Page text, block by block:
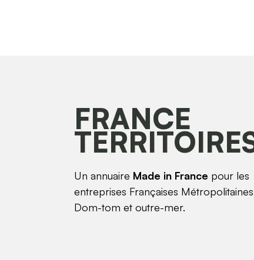
FRANCE
Un annuaire Made in France pour les
entreprises Françaises
Dom-tom et outre-mer.